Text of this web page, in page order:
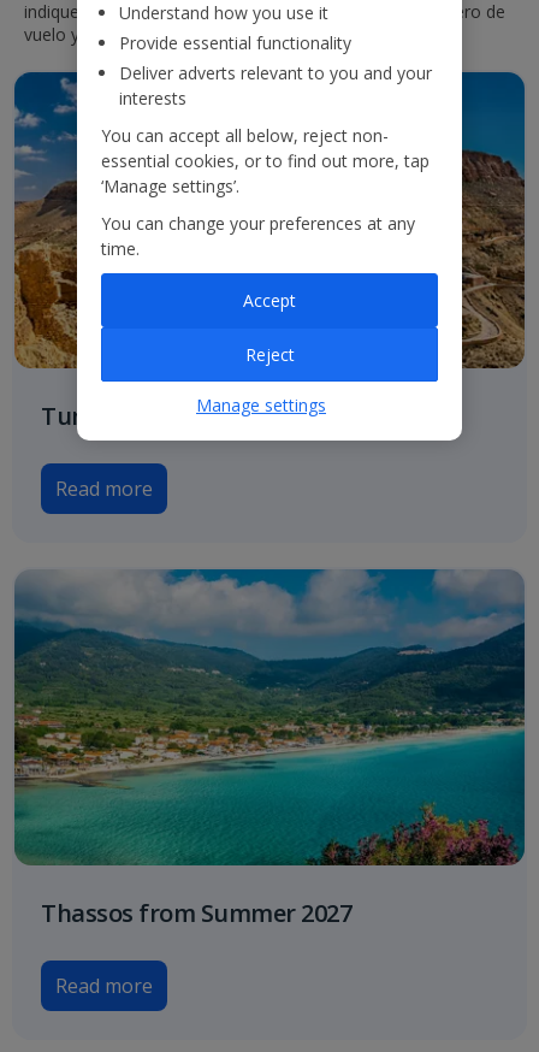
indique el aeropuerto de origen y destino o bien el número de
vuelo y haga clic en «Buscar».
Tunisia from Summer 2027
Read more
Thassos from Summer 2027
Read more
Understand how you use it
Provide essential functionality
Deliver adverts relevant to you and your
interests
You can accept all below, reject non-
essential cookies, or to find out more, tap
‘Manage settings’.
You can change your preferences at any
time.
Reject
Accept
Manage settings